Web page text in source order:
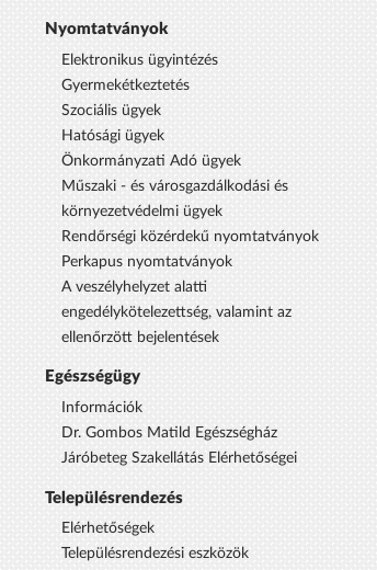
Nyomtatványok
Elektronikus ügyintézés
Gyermekétkeztetés
Szociális ügyek
Hatósági ügyek
Önkormányzati Adó ügyek
Műszaki - és városgazdálkodási és
környezetvédelmi ügyek
Rendőrségi közérdekű nyomtatványok
Perkapus nyomtatványok
A veszélyhelyzet alatti
engedélykötelezettség, valamint az
ellenőrzött bejelentések
Egészségügy
Információk
Dr. Gombos Matild Egészségház
Járóbeteg Szakellátás Elérhetőségei
Településrendezés
Elérhetőségek
Településrendezési eszközök